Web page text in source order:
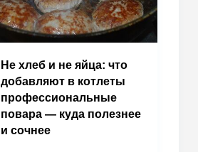
Не хлеб и не яйца: что
добавляют в котлеты
профессиональные
повара — куда полезнее
и сочнее